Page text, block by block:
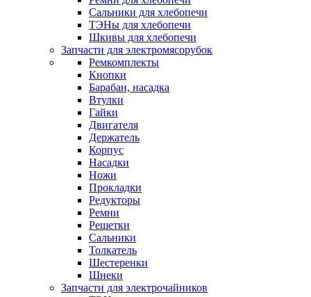
Сальники для хлебопечи
ТЭНы для хлебопечи
Шкивы для хлебопечи
Запчасти для электромясорубок
Ремкомплекты
Кнопки
Барабан, насадка
Втулки
Гайки
Двигателя
Держатель
Корпус
Насадки
Ножи
Прокладки
Редукторы
Ремни
Решетки
Сальники
Толкатель
Шестеренки
Шнеки
Запчасти для электрочайников